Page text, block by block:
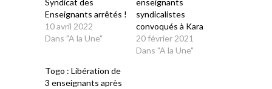
Syndicat des
Enseignants arrêtés !
10 avril 2022
Dans "A la Une"
enseignants
syndicalistes
convoqués à Kara
20 février 2021
Dans "A la Une"
Togo : Libération de
3 enseignants après